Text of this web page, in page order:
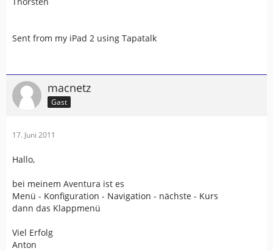
Sent from my iPad 2 using Tapatalk
macnetz
Gast
17. Juni 2011
Hallo,
bei meinem Aventura ist es
Menü - Konfiguration - Navigation - nächste - Kurs
dann das Klappmenü
Viel Erfolg
Anton